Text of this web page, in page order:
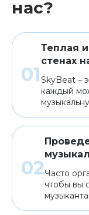
нас?
Теплая
стенах
SkyBeat –
каждый
Часто
чтобы вы